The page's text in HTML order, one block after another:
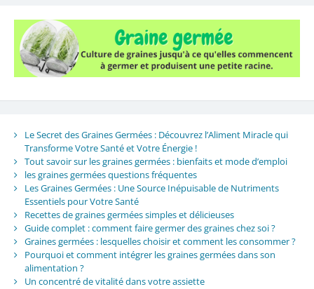
Le Secret des Graines Germées : Découvrez l’Aliment Miracle qui
Transforme Votre Santé et Votre Énergie !
Tout savoir sur les graines germées : bienfaits et mode d’emploi
les graines germées questions fréquentes
Les Graines Germées : Une Source Inépuisable de Nutriments
Essentiels pour Votre Santé
Recettes de graines germées simples et délicieuses
Guide complet : comment faire germer des graines chez soi ?
Graines germées : lesquelles choisir et comment les consommer ?
Pourquoi et comment intégrer les graines germées dans son
alimentation ?
Un concentré de vitalité dans votre assiette